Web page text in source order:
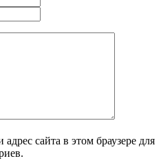
сайта в этом браузере для